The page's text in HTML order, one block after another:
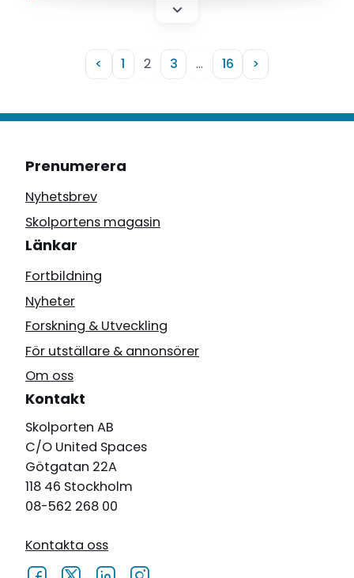
< 1 2 3 … 16 >
Prenumerera
Nyhetsbrev
Skolportens magasin
Länkar
Fortbildning
Nyheter
Forskning & Utveckling
För utställare & annonsörer
Om oss
Kontakt
Skolporten AB
C/O United Spaces
Götgatan 22A
118 46 Stockholm
08-562 268 00
Kontakta oss